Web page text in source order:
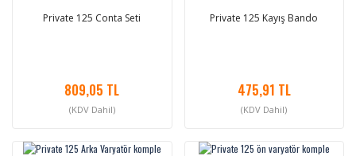
Private 125 Conta Seti
809,05 TL
(KDV Dahil)
Private 125 Kayış Bando
475,91 TL
(KDV Dahil)